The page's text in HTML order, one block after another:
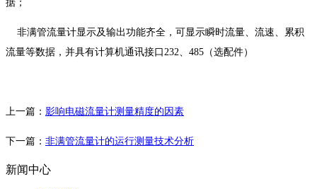
据；
非满管流量计显示及输出功能齐全，可显示瞬时流量、流速、累积
流量等数据，并具有计算机通讯接口232、485（选配件）
上一篇： 影响电磁流量计测量精度的因素
下一篇： 非满管流量计的运行测量技术分析
新闻中心